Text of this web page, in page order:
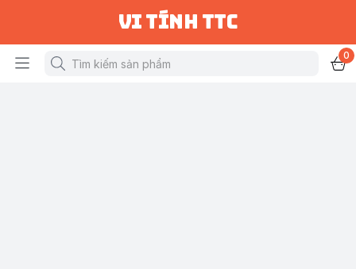
vi tính ttc
0